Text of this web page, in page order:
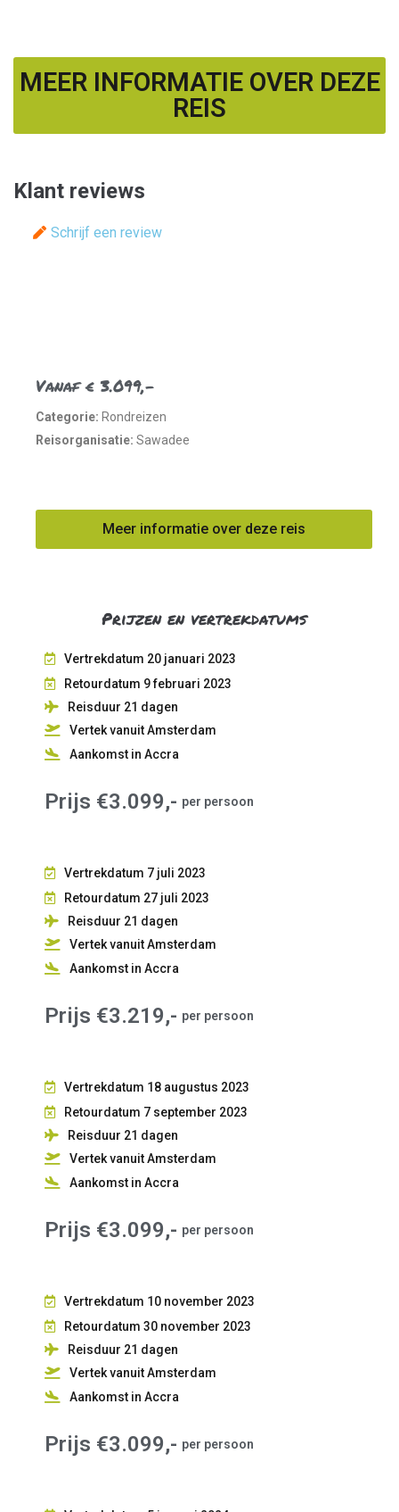
MEER INFORMATIE OVER DEZE
REIS
Klant reviews
Schrijf een review
Vanaf € 3.099,-
Categorie: Rondreizen
Reisorganisatie: Sawadee
Meer informatie over deze reis
Prijzen en vertrekdatums
Vertrekdatum 20 januari 2023
Retourdatum 9 februari 2023
Reisduur 21 dagen
Vertek vanuit Amsterdam
Aankomst in Accra
Prijs €3.099,- per persoon
Vertrekdatum 7 juli 2023
Retourdatum 27 juli 2023
Reisduur 21 dagen
Vertek vanuit Amsterdam
Aankomst in Accra
Prijs €3.219,- per persoon
Vertrekdatum 18 augustus 2023
Retourdatum 7 september 2023
Reisduur 21 dagen
Vertek vanuit Amsterdam
Aankomst in Accra
Prijs €3.099,- per persoon
Vertrekdatum 10 november 2023
Retourdatum 30 november 2023
Reisduur 21 dagen
Vertek vanuit Amsterdam
Aankomst in Accra
Prijs €3.099,- per persoon